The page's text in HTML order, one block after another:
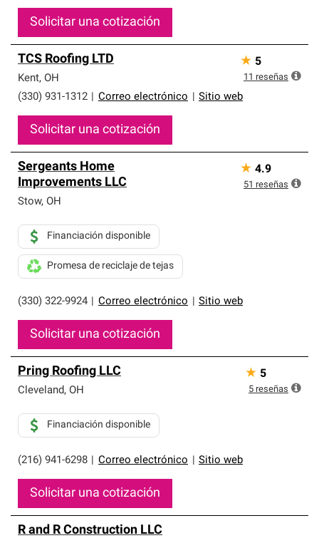
Solicitar una cotización
TCS Roofing LTD
Kent, OH
(330) 931-1312
Correo electrónico Sitio web
Solicitar una cotización
★ 5
11 reseñas
Sergeants Home
Improvements LLC
Stow, OH
(330) 322-9924 Correo electrónico Sitio web
Financiación disponible
Promesa de reciclaje de tejas
Solicitar una cotización
★ 4.9
51 reseñas
Pring Roofing LLC
Cleveland, OH
(216) 941-6298 Correo electrónico Sitio web
Financiación disponible
Solicitar una cotización
★ 5
5 reseñas
R and R Construction LLC